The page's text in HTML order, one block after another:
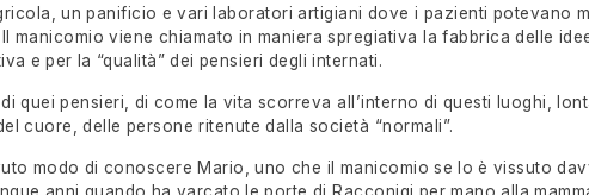
un panificio e vari laboratori artigiani dove i pazienti potevano
manicomio viene chiamato in maniera spregiativa la fabbrica delle
e per la “qualità” dei pensieri degli internati.
quei pensieri, di come la vita scorreva all’interno di questi luoghi,
cuore, delle persone ritenute dalla società “normali”.
modo di conoscere Mario, uno che il manicomio se lo è vissuto
anni quando ha varcato le porte di Racconigi per mano alla